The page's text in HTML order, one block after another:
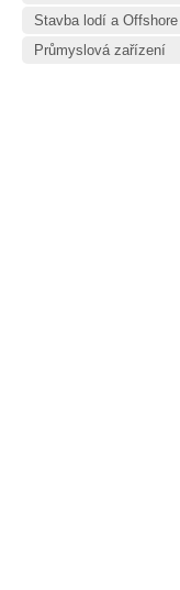
Stavba lodí a Offshore
Průmyslová zařízení